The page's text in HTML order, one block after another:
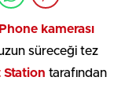
kamerası
süreceği tez
Station tarafından